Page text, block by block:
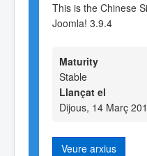
This is the Chinese
Joomla! 3.9.4
Maturity
Stable
Llançat el
Dijous, 14 Març
Veure arxius